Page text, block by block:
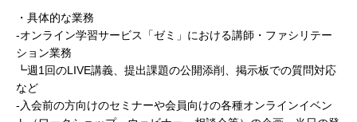
・具体的な業務
-オンライン学習サービス「ゼミ」における講師・ファシリテー
ション業務
┗週1回のLIVE講義、提出課題の公開添削、掲示板での質問対応
など
-入会前の方向けのセミナーや会員向けの各種オンラインイベン